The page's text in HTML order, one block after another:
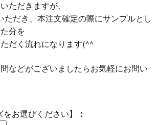
ただきますが、
ただき、本注文確定の際にサンプルとし
分を
だく流れになります(^^ゞ
などがございましたらお気軽にお問い
をお選びください】